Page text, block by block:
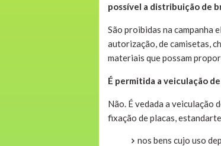
possível a distribuição de
São proibidas na campanha
autorização, de camisetas,
materiais que possam
É permitida a veiculação
Não. É vedada a veiculação
fixação de placas,
nos bens cujo uso